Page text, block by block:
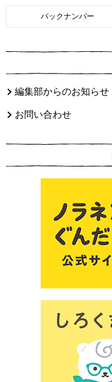
バックナンバー
編集部からのお知らせ
お問い合わせ